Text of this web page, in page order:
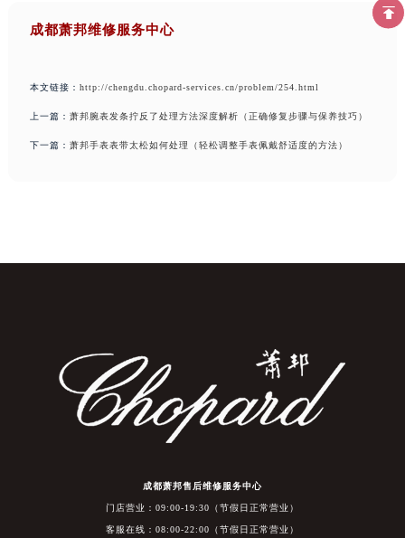
成都萧邦维修服务中心
本文链接： http://chengdu.chopard-services.cn/problem/254.html
上一篇： 萧邦腕表发条拧反了处理方法深度解析（正确修复步骤与保养技巧）
下一篇： 萧邦手表表带太松如何处理（轻松调整手表佩戴舒适度的方法）
成都萧邦售后维修服务中心
门店营业：09:00-19:30（节假日正常营业）
客服在线：08:00-22:00（节假日正常营业）